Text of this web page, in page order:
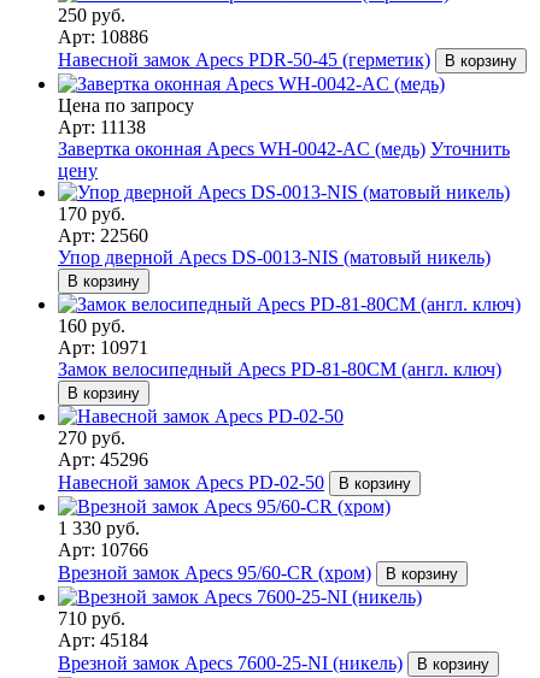
250 руб.
Арт: 10886
Навесной замок Apecs PDR-50-45 (герметик)
В корзину
Цена по запросу
Арт: 11138
Завертка оконная Apecs WH-0042-AC (медь) Уточнить
цену
170 руб.
Арт: 22560
Упор дверной Apecs DS-0013-NIS (матовый никель)
В корзину
160 руб.
Арт: 10971
Замок велосипедный Apecs PD-81-80CM (англ. ключ)
В корзину
270 руб.
Арт: 45296
Навесной замок Apecs PD-02-50
В корзину
1 330 руб.
Арт: 10766
Врезной замок Apecs 95/60-CR (хром)
В корзину
710 руб.
Арт: 45184
Врезной замок Apecs 7600-25-NI (никель)
В корзину